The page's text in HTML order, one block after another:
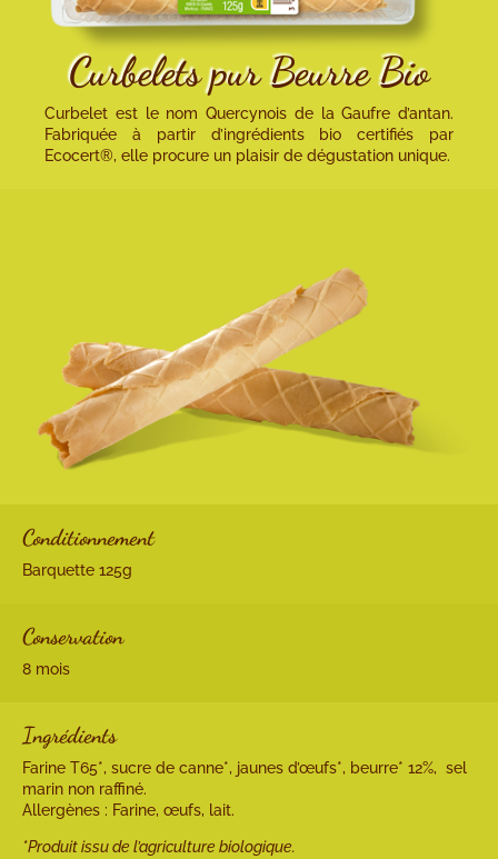
Curbelets pur Beurre Bio
Curbelet est le nom Quercynois de la Gaufre d’antan.
Fabriquée à partir d’ingrédients bio certifiés par
Ecocert®, elle procure un plaisir de dégustation unique.
Conditionnement
Barquette 125g
Conservation
8 mois
Ingrédients
Farine T65*, sucre de canne*, jaunes d’œufs*, beurre* 12%, sel
marin non raffiné.
Allergènes : Farine, œufs, lait.
*Produit issu de l’agriculture biologique.